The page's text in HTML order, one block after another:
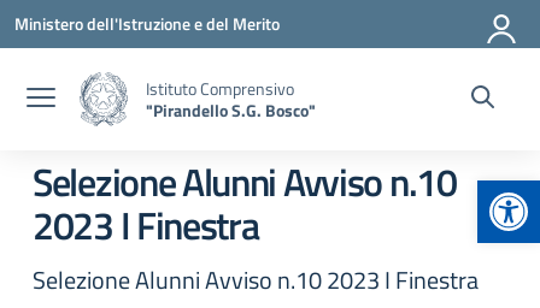
Vai ai contenuti
Vai al menu di navigazione
Vai al footer
Ministero dell'Istruzione e del Merito
Istituto Comprensivo
"Pirandello S.G. Bosco"
Selezione Alunni Avviso n.10
2023 I Finestra
Selezione Alunni Avviso n.10 2023 I Finestra